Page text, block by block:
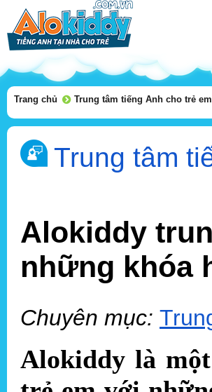
Trang chủ Trung tâm tiếng Anh cho trẻ em
Trung tâm
Alokiddy
những khóa
Chuyên mục:
Alokiddy là